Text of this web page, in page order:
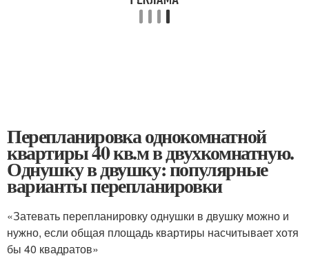
Перепланировка однокомнатной
квартиры 40 кв.м в двухкомнатную.
Однушку в двушку: популярные
варианты перепланировки
«Затевать перепланировку однушки в двушку можно и
нужно, если общая площадь квартиры насчитывает хотя
бы 40 квадратов»